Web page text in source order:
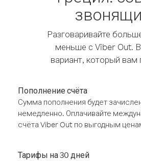
Разговаривайте
меньше с Viber Out.
вариант, который вам
Пополнение счёта
Сумма пополнения будет
немедленно. Оплачивайте
счёта Viber Out по выгодным
Тарифы на 30 дней